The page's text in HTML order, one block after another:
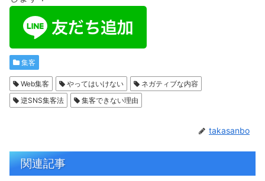
集客
Web集客 やってはいけない
ネガティブな内容
逆SNS集客法
集客できない理由
takasanbo
関連記事